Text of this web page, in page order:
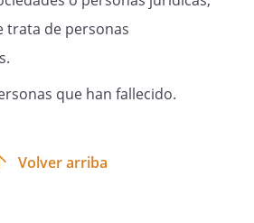
trata de personas
que han fallecido.
Volver arriba